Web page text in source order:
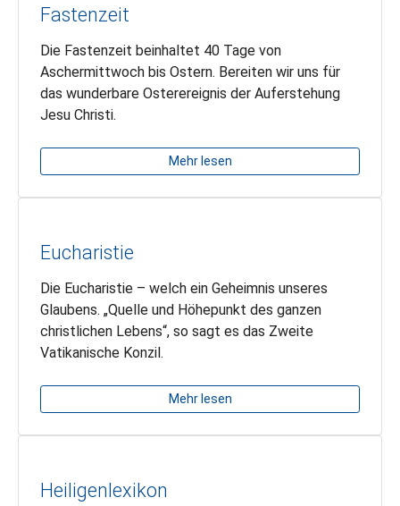
Fastenzeit
Die Fastenzeit beinhaltet 40 Tage von
Aschermittwoch bis Ostern. Bereiten wir uns für
das wunderbare Osterereignis der Auferstehung
Jesu Christi.
Mehr lesen
Eucharistie
Die Eucharistie – welch ein Geheimnis unseres
Glaubens. „Quelle und Höhepunkt des ganzen
christlichen Lebens“, so sagt es das Zweite
Vatikanische Konzil.
Mehr lesen
Heiligenlexikon